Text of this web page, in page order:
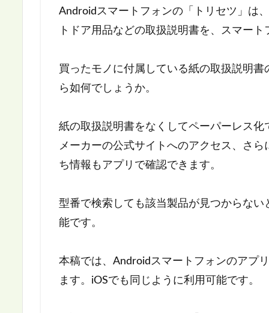
Androidスマートフォンの「トリセツ」は
トドア用品などの取扱説明書を、スマー
買ったモノに付属している紙の取扱説明
ら如何でしょうか。
紙の取扱説明書をなくしてペーパーレス
メーカーの公式サイトへのアクセス、さ
ち情報もアプリで確認できます。
型番で検索しても該当製品が見つからな
能です。
本稿では、Androidスマートフォンのアプ
ます。iOSでも同じように利用可能です。